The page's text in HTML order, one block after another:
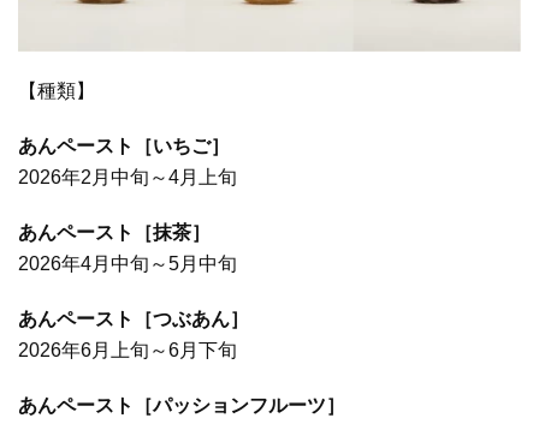
【種類】
あんペースト［いちご］
2026年2月中旬～4月上旬
あんペースト［抹茶］
2026年4月中旬～5月中旬
あんペースト［つぶあん］
2026年6月上旬～6月下旬
あんペースト［パッションフルーツ］